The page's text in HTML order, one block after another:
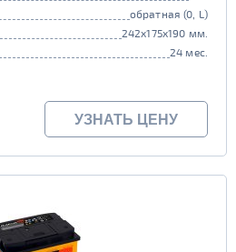
обратная (0, L)
242x175x190 мм.
24 мес.
УЗНАТЬ ЦЕНУ